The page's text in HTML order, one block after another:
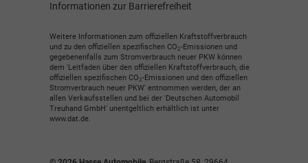
Informationen zur Barrierefreiheit
Weitere Informationen zum offiziellen Kraftstoffverbrauch
und zu den offiziellen spezifischen CO2-Emissionen und
gegebenenfalls zum Stromverbrauch neuer PKW können
dem 'Leitfaden über den offiziellen Kraftstoffverbrauch, die
offiziellen spezifischen CO2-Emissionen und den offiziellen
Stromverbrauch neuer PKW' entnommen werden, der an
allen Verkaufsstellen und bei der 'Deutschen Automobil
Treuhand GmbH' unentgeltlich erhältlich ist unter
www.dat.de.